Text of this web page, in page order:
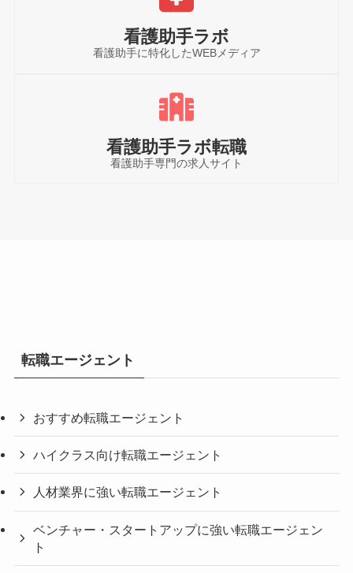
看護助手ラボ
看護助手に特化したWEBメディア
看護助手ラボ転職
看護助手専門の求人サイト
転職エージェント
おすすめ転職エージェント
ハイクラス向け転職エージェント
人材業界に強い転職エージェント
ベンチャー・スタートアップに強い転職エージェン
ト